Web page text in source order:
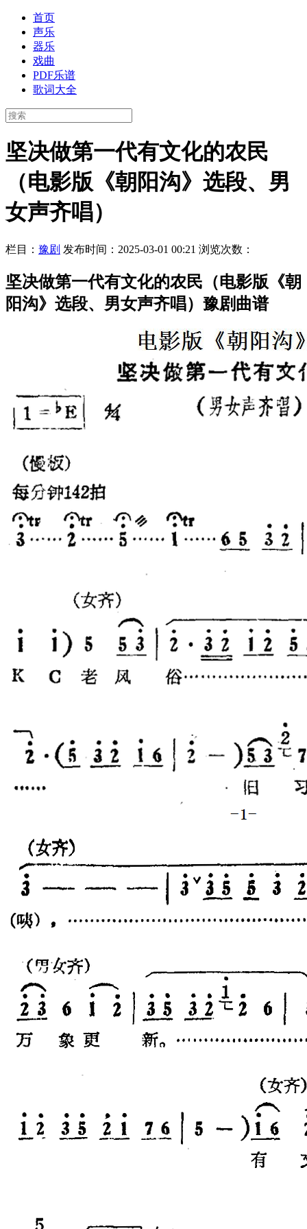
首页
声乐
器乐
戏曲
PDF乐谱
歌词大全
坚决做第一代有文化的农民
（电影版《朝阳沟》选段、男
女声齐唱）
栏目： 豫剧 发布时间：2025-03-01 00:21 浏览次数：
坚决做第一代有文化的农民（电影版《朝
阳沟》选段、男女声齐唱）豫剧曲谱